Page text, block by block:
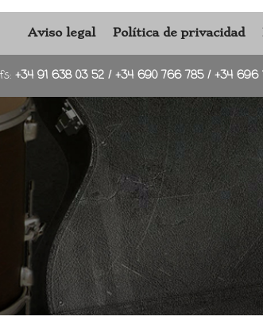
Aviso legal Política de privacidad
+34 91 638 03 52/+34 690 766 785/+34 696